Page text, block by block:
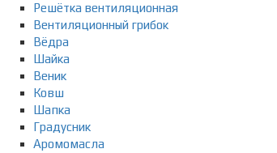
Решётка вентиляционная
Вентиляционный грибок
Вёдра
Шайка
Веник
Ковш
Шапка
Градусник
Аромомасла